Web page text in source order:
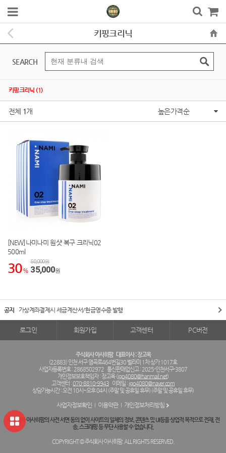
키핑크리닉
SEARCH
키핑크리닉 (1)
전체 1개 높은가격순
[NEW]나미나미 원샷 복구 크리닉02
500ml
30 %
50,000원
35,000원
공지 가상계좌결제시 세금계산서/현금영수증 발행
로그인 회원가입 고객센터 PC버전
주식회사 아사히팜 대표이사 : 장고옥
(22883) 인천 서구 염곡로464번길30 벨라미 1차 상가 1017호
사업자등록번호 : 2868502972 통신판매업신고 : 2025-인천서구-3807
개인정보보호책임자 : 장고옥 (jgo4080@hanmail.net)
고객센터 :070-8810-9943 이메일 : jgo4080@naver.com
상담가능시간 : 오전 10시~오후 04시 (주말 및 공휴일 휴무) (주말 및 공휴일 휴무)
사업자정보확인 이용약관 개인정보처리방침
주식회사 아사히팜의 사전 서면 동의 없이 사이트의 일체의 정보, 콘텐츠 및 UI등을 상업적 목적으로 전재, 전
송, 스크래핑 등 무단 사용할 수 없습니다.
COPYRIGHT © 주식회사 아사히팜. ALL RIGHTS RESERVED.